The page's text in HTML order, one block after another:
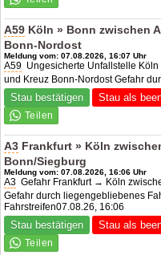
A59 Köln » Bonn zwischen
Bonn-Nordost
Meldung vom: 07.08.2026, 16:07 Uhr
A59 Ungesicherte Unfallstelle
und Kreuz Bonn-Nordost Gefahr
Stau bestätigen Stau als
A3 Frankfurt » Köln
Bonn/Siegburg
Meldung vom: 07.08.2026, 16:06 Uhr
A3 Gefahr Frankfurt → Köln
Gefahr durch liegengebliebenes
Fahrstreifen07.08.26, 16:06
Stau bestätigen Stau als